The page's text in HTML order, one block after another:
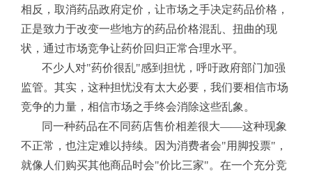
相反，取消药品政府定价，让市场之手决定药品价格，
正是致力于改变一些地方的药品价格混乱、扭曲的现
状，通过市场竞争让药价回归正常合理水平。
不少人对"药价很乱"感到担忧，呼吁政府部门加强
监管。其实，这种担忧没有太大必要，我们要相信市场
竞争的力量，相信市场之手终会消除这些乱象。
同一种药品在不同药店售价相差很大——这种现象
不正常，也注定难以持续。因为消费者会"用脚投票"，
就像人们购买其他商品时会"价比三家"。在一个充分竞